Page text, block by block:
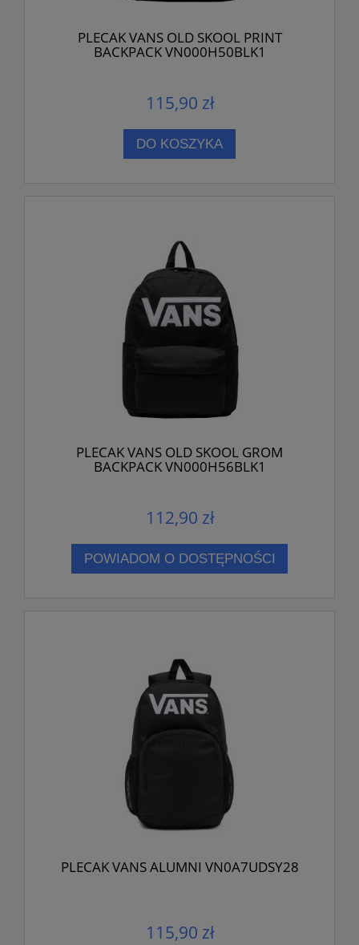
PLECAK VANS OLD SKOOL PRINT
BACKPACK VN000H50BLK1
115,90 zł
DO KOSZYKA
PLECAK VANS OLD SKOOL GROM
BACKPACK VN000H56BLK1
112,90 zł
POWIADOM O DOSTĘPNOŚCI
PLECAK VANS ALUMNI VN0A7UDSY28
115,90 zł